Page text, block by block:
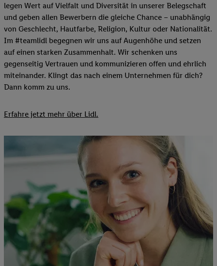
legen Wert auf Vielfalt und Diversität in unserer Belegschaft
und geben allen Bewerbern die gleiche Chance – unabhängig
von Geschlecht, Hautfarbe, Religion, Kultur oder Nationalität.
Im #teamlidl begegnen wir uns auf Augenhöhe und setzen
auf einen starken Zusammenhalt. Wir schenken uns
gegenseitig Vertrauen und kommunizieren offen und ehrlich
miteinander. Klingt das nach einem Unternehmen für dich?
Dann komm zu uns.​
Erfahre jetzt mehr über Lidl.